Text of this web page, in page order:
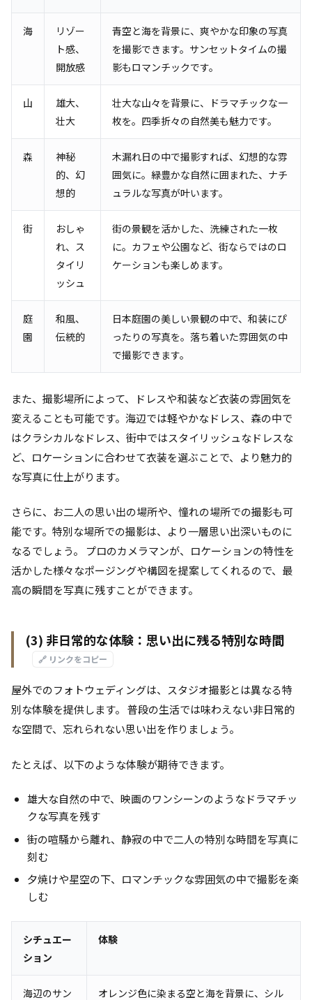
海
リゾー
ト感、
開放感
青空と海を背景に、爽やかな印象の写真
を撮影できます。サンセットタイムの撮
影もロマンチックです。
山
雄大、
壮大
壮大な山々を背景に、ドラマチックな一
枚を。四季折々の自然美も魅力です。
森
神秘
的、幻
想的
木漏れ日の中で撮影すれば、幻想的な雰
囲気に。緑豊かな自然に囲まれた、ナチ
ュラルな写真が叶います。
街
おしゃ
れ、ス
タイリ
ッシュ
街の景観を活かした、洗練された一枚
に。カフェや公園など、街ならではのロ
ケーションも楽しめます。
庭
園
和風、
伝統的
日本庭園の美しい景観の中で、和装にぴ
ったりの写真を。落ち着いた雰囲気の中
で撮影できます。
また、撮影場所によって、ドレスや和装など衣装の雰囲気を
変えることも可能です。海辺では軽やかなドレス、森の中で
はクラシカルなドレス、街中ではスタイリッシュなドレスな
ど、ロケーションに合わせて衣装を選ぶことで、より魅力的
な写真に仕上がります。
さらに、お二人の思い出の場所や、憧れの場所での撮影も可
能です。特別な場所での撮影は、より一層思い出深いものに
なるでしょう。 プロのカメラマンが、ロケーションの特性を
活かした様々なポージングや構図を提案してくれるので、最
高の瞬間を写真に残すことができます。
(3) 非日常的な体験：思い出に残る特別な時間
🔗 リンクをコピー
屋外でのフォトウェディングは、スタジオ撮影とは異なる特
別な体験を提供します。 普段の生活では味わえない非日常的
な空間で、忘れられない思い出を作りましょう。
たとえば、以下のような体験が期待できます。
雄大な自然の中で、映画のワンシーンのようなドラマチッ
クな写真を残す
街の喧騒から離れ、静寂の中で二人の特別な時間を写真に
刻む
夕焼けや星空の下、ロマンチックな雰囲気の中で撮影を楽
しむ
シチュエー
ション
体験
海辺のサン
オレンジ色に染まる空と海を背景に、シル